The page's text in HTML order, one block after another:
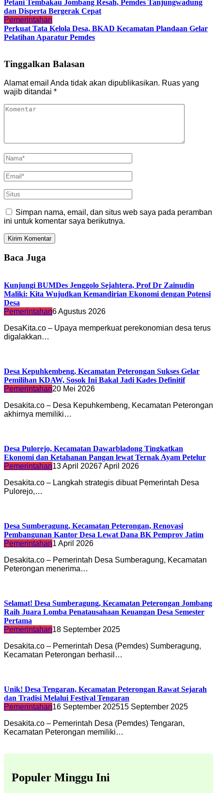
Petani Tembakau Jombang Resah, Pemdes Tanjungwadung
dan Disperta Bergerak Cepat
Pemerintahan
Perkuat Tata Kelola Desa, BKAD Kecamatan Plandaan Gelar
Pelatihan Aparatur Pemdes
Tinggalkan Balasan
Alamat email Anda tidak akan dipublikasikan. Ruas yang
wajib ditandai *
Simpan nama, email, dan situs web saya pada peramban
ini untuk komentar saya berikutnya.
Baca Juga
Kunjungi BUMDes Jenggolo Sejahtera, Prof Dr Zainudin
Maliki: Kita Wujudkan Kemandirian Ekonomi dengan Potensi
Desa
Pemerintahan6 Agustus 2026
DesaKita.co – Upaya memperkuat perekonomian desa terus
digalakkan…
Desa Kepuhkembeng, Kecamatan Peterongan Sukses Gelar
Pemilihan KDAW, Sosok Ini Bakal Jadi Kades Definitif
Pemerintahan20 Mei 2026
Desakita.co – Desa Kepuhkembeng, Kecamatan Peterongan
akhirnya memiliki…
Desa Pulorejo, Kecamatan Dawarbladong Tingkatkan
Ekonomi dan Ketahanan Pangan lewat Ternak Ayam Petelur
Pemerintahan13 April 20267 April 2026
Desakita.co – Langkah strategis dibuat Pemerintah Desa
Pulorejo,…
Desa Sumberagung, Kecamatan Peterongan, Renovasi
Pembangunan Kantor Desa Lewat Dana BK Pemprov Jatim
Pemerintahan1 April 2026
Desakita.co – Pemerintah Desa Sumberagung, Kecamatan
Peterongan menerima…
Selamat! Desa Sumberagung, Kecamatan Peterongan Jombang
Raih Juara Lomba Penatausahaan Keuangan Desa Semester
Pertama
Pemerintahan18 September 2025
Desakita.co – Pemerintah Desa (Pemdes) Sumberagung,
Kecamatan Peterongan berhasil…
Unik! Desa Tengaran, Kecamatan Peterongan Rawat Sejarah
dan Tradisi Melalui Festival Tengaran
Pemerintahan16 September 202515 September 2025
Desakita.co – Pemerintah Desa (Pemdes) Tengaran,
Kecamatan Peterongan memiliki…
Populer Minggu Ini